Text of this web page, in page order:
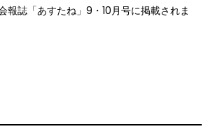
報誌「あすたね」9・10月号に掲載されま